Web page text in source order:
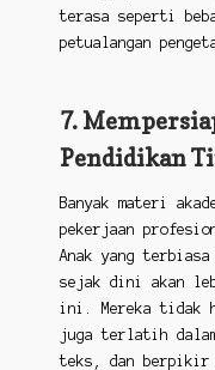
terasa seperti
petualangan
7.
Pendidikan
Banyak materi
pekerjaan
Anak yang terbiasa
sejak dini akan
ini. Mereka tidak
juga terlatih
teks, dan